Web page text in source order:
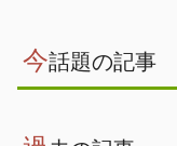
今話題の記事